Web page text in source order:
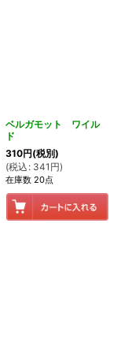
ベルガモット ワイル
ド
310円(税別)
(税込 : 341 円)
在庫数 20点